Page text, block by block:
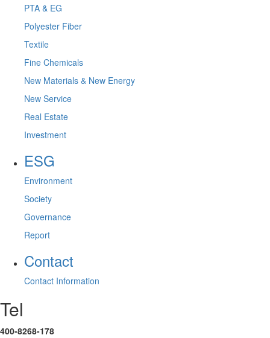
PTA & EG
Polyester Fiber
Textile
Fine Chemicals
New Materials & New Energy
New Service
Real Estate
Investment
ESG
Environment
Society
Governance
Report
Contact
Contact Information
Tel
400-8268-178